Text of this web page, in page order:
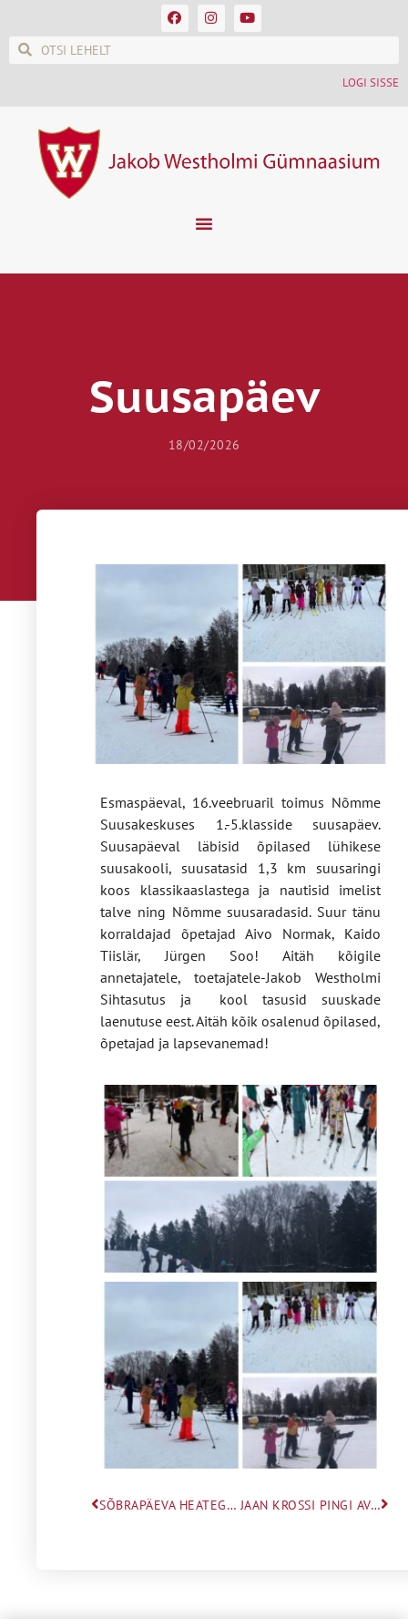
LOGI SISSE
Suusapäev
18/02/2026
Esmaspäeval, 16.veebruaril toimus Nõmme
Suusakeskuses 1.-5.klasside suusapäev.
Suusapäeval läbisid õpilased lühikese
suusakooli, suusatasid 1,3 km suusaringi
koos klassikaaslastega ja nautisid imelist
talve ning Nõmme suusaradasid. Suur tänu
korraldajad õpetajad Aivo Normak, Kaido
Tiislär, Jürgen Soo! Aitäh kõigile
annetajatele, toetajatele-Jakob Westholmi
Sihtasutus ja kool tasusid suuskade
laenutuse eest. Aitäh kõik osalenud õpilased,
õpetajad ja lapsevanemad!
SÕBRAPÄEVA HEATEGU JÕUDIS KOHALE TALLINNA LOOMADE VARJUPAIKA JAAN KROSSI PINGI AVAMINE